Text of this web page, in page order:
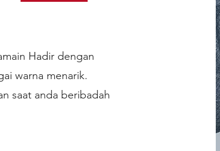
Hadir dengan
warna menarik.
saat anda beribadah